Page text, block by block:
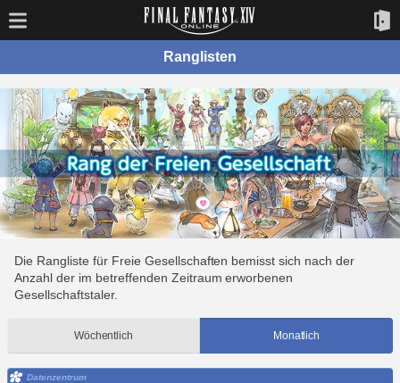
Ranglisten
Die Rangliste für Freie Gesellschaften bemisst sich nach der
Anzahl der im betreffenden Zeitraum erworbenen
Gesellschaftstaler.
Wöchentlich Monatlich
Datenzentrum